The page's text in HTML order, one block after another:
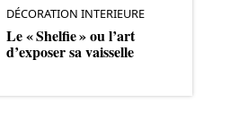
DÉCORATION INTERIEURE
Le « Shelfie » ou l’art
d’exposer sa vaisselle